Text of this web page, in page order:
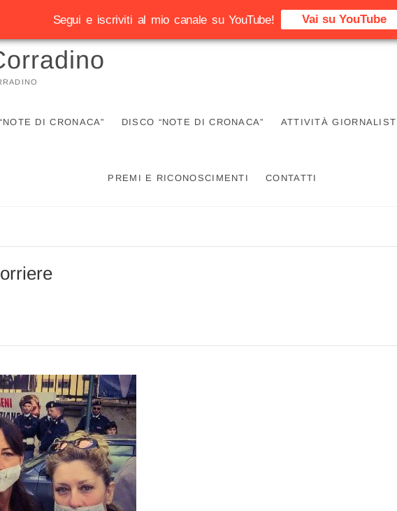
DI CRONACA” DISCO “NOTE DI CRONACA” ATTIVITÀ
PREMI E RICONOSCIMENTI CONTATTI
Segui e iscriviti al mio canale su YouTube! Vai su YouTube